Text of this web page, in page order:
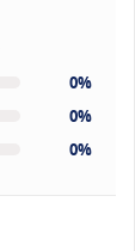
0%
0%
0%